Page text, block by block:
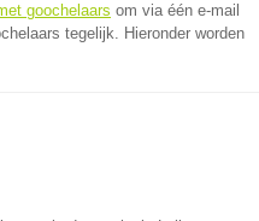
goochelaars om via één e-mail
tegelijk. Hieronder worden